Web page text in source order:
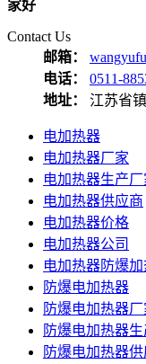
家好
Contact Us
邮箱：
电话：
0511-
地址：
江苏省
电加热器
电加热器厂家
电加热器生产厂
电加热器供应商
电加热器价格
电加热器公司
电加热器防爆
防爆电加热器
防爆电加热器厂
防爆电加热器
防爆电加热器